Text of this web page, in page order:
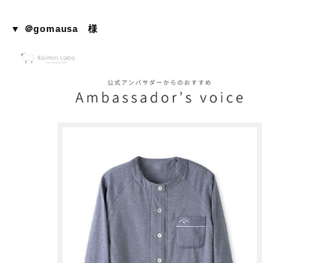
夏の涼しい素材
レディース商品すべて
オールシーズンの素材
夏の涼しい素材
▼ ＠gomausa 様